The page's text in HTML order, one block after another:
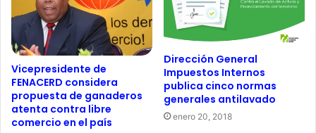
Vicepresidente de
FENACERD considera
propuesta de ganaderos
atenta contra libre
comercio en el país
Dirección General
Impuestos Internos
publica cinco normas
generales antilavado
enero 20, 2018